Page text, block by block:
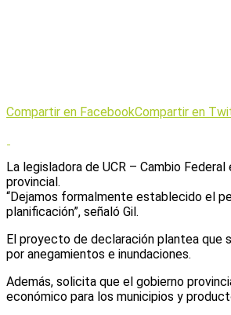
Compartir en FacebookCompartir en
La legisladora de UCR – Cambio
provincial.
“Dejamos formalmente establecido el
planificación”, señaló Gil.
El proyecto de declaración plantea que
por anegamientos e inundaciones.
Además, solicita que el gobierno
económico para los municipios y